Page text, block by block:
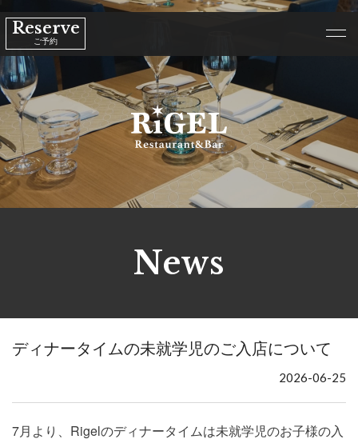
Reserve
ご予約
News
ディナータイムの未就学児のご入店について
2026-06-25
7月より、Rigelのディナータイムは未就学児のお子様の入